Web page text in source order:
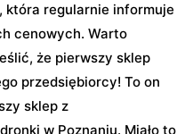
, która regularnie informuje
cenowych. Warto
że pierwszy sklep
przedsiębiorcy! To on
sklep z
w Poznaniu. Miało to